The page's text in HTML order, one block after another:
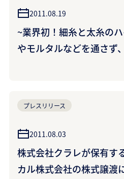
2011.08.19
~業界初！細糸と太糸の
やモルタルなどを通さず
プレスリリース
2011.08.03
株式会社クラレが保有す
カル株式会社の株式譲渡